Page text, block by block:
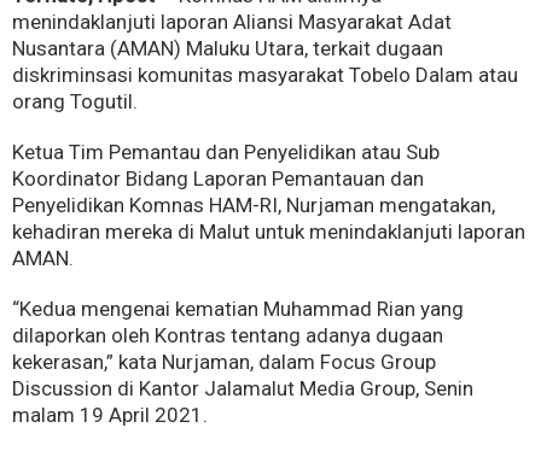
menindaklanjuti laporan Aliansi Masyarakat Adat
Nusantara (AMAN) Maluku Utara, terkait dugaan
diskriminsasi komunitas masyarakat Tobelo Dalam atau
orang Togutil.
Ketua Tim Pemantau dan Penyelidikan atau Sub
Koordinator Bidang Laporan Pemantauan dan
Penyelidikan Komnas HAM-RI, Nurjaman mengatakan,
kehadiran mereka di Malut untuk menindaklanjuti laporan
AMAN.
“Kedua mengenai kematian Muhammad Rian yang
dilaporkan oleh Kontras tentang adanya dugaan
kekerasan,” kata Nurjaman, dalam Focus Group
Discussion di Kantor Jalamalut Media Group, Senin
malam 19 April 2021.